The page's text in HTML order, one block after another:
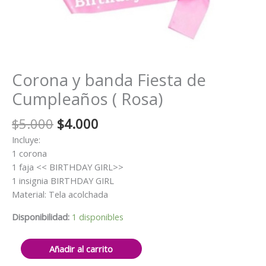
Corona y banda Fiesta de
Cumpleaños ( Rosa)
$5.000 El
era:
$5.000.
$4.000
es:
$4.000.
Incluye:
1 corona
1 faja << BIRTHDAY GIRL>>
1 insignia BIRTHDAY GIRL
Material: Tela acolchada
Disponibilidad: 1 disponibles
Corona
Añadir al carrito